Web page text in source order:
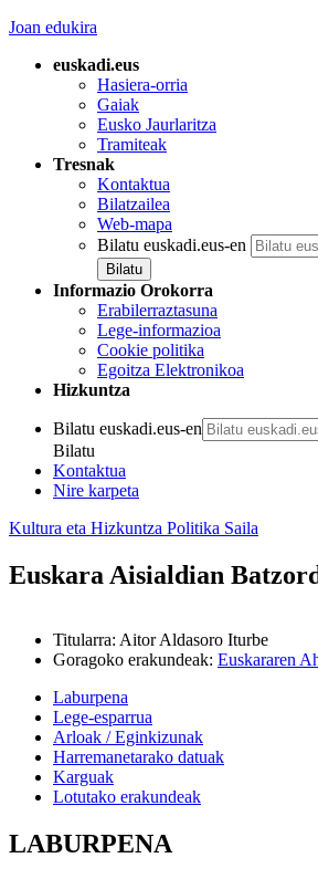
Joan edukira
euskadi.eus
Hasiera-orria
Gaiak
Eusko Jaurlaritza
Tramiteak
Tresnak
Kontaktua
Bilatzailea
Web-mapa
Bilatu euskadi.eus-en
Informazio Orokorra
Erabilerraztasuna
Lege-informazioa
Cookie politika
Egoitza Elektronikoa
Hizkuntza
Bilatu euskadi.eus-en
Bilatu
Kontaktua
Nire karpeta
Kultura eta Hizkuntza Politika Saila
Euskara Aisialdian
Titularra: Aitor Aldasoro Iturbe
Goragoko erakundeak: Euskararen
Laburpena
Lege-esparrua
Arloak / Eginkizunak
Harremanetarako datuak
Karguak
Lotutako erakundeak
LABURPENA